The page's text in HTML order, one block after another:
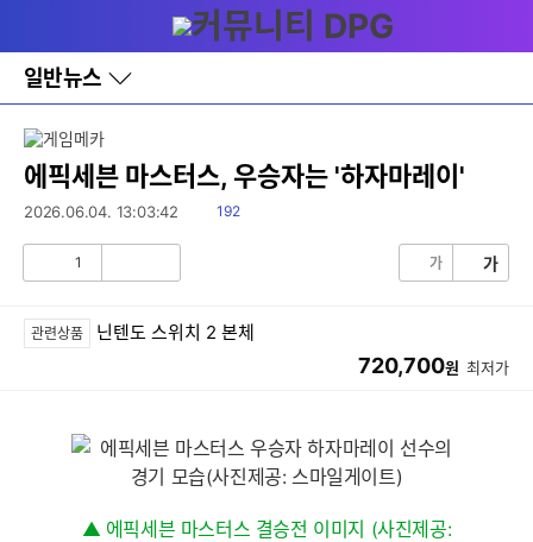
와
홈
일반뉴스
바
로
레
이
어
토
에픽세븐 마스터스, 우승자는 '하자마레이'
2026.06.04. 13:03:42
읽
192
1 가 가
관련상품 닌텐도 스위치 2 본체
720,700원 최저가
▲ 에픽세븐 마스터스 결승전 이미지 (사진제공: